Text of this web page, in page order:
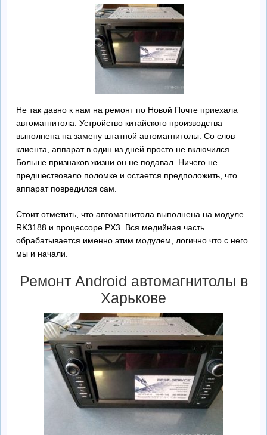
Не так давно к нам на ремонт по Новой Почте приехала
автомагнитола. Устройство китайского производства
выполнена на замену штатной автомагнитолы. Со слов
клиента, аппарат в один из дней просто не включился.
Больше признаков жизни он не подавал. Ничего не
предшествовало поломке и остается предположить, что
аппарат повредился сам.
Стоит отметить, что автомагнитола выполнена на модуле
RK3188 и процессоре PX3. Вся медийная часть
обрабатывается именно этим модулем, логично что с него
мы и начали.
Ремонт Android автомагнитолы в
Харькове